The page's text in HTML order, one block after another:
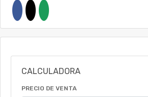
CALCULADORA
PRECIO DE VENTA